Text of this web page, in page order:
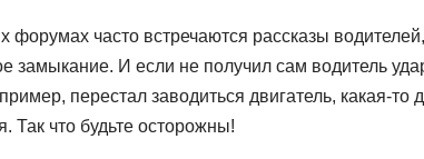
форумах часто встречаются рассказы
замыкание. И если не получил сам водитель
перестал заводиться двигатель, какая-то
Так что будьте осторожны!